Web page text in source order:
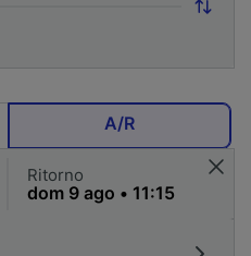
A/R
Ritorno